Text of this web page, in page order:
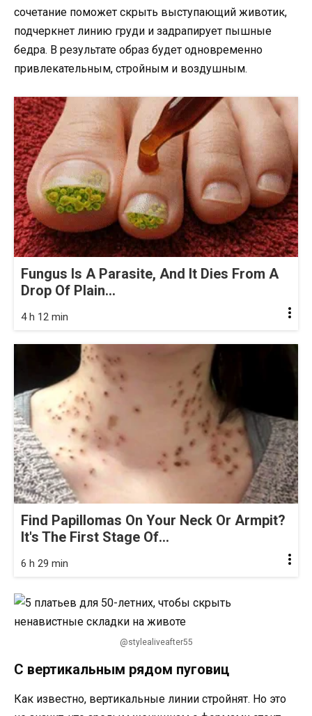
сочетание поможет скрыть выступающий животик,
подчеркнет линию груди и задрапирует пышные
бедра. В результате образ будет одновременно
привлекательным, стройным и воздушным.
Fungus Is A Parasite, And It Dies From A
Drop Of Plain...
4 h 12 min
Find Papillomas On Your Neck Or Armpit?
It's The First Stage Of...
6 h 29 min
@stylealiveafter55
С вертикальным рядом пуговиц
Как известно, вертикальные линии стройнят. Но это